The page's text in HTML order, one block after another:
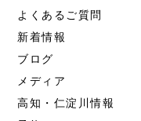
よくあるご質問
新着情報
ブログ
メディア
高知・仁淀川情報